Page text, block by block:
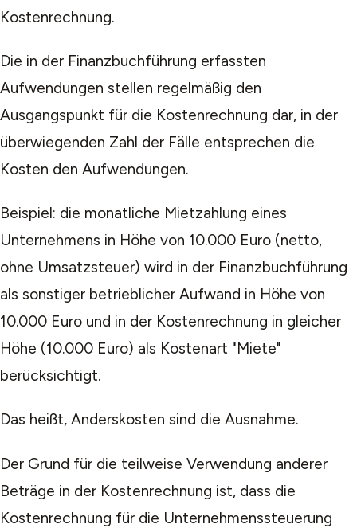
Kostenrechnung.
Die in der Finanzbuchführung erfassten
Aufwendungen stellen regelmäßig den
Ausgangspunkt für die Kostenrechnung dar, in der
überwiegenden Zahl der Fälle entsprechen die
Kosten den Aufwendungen.
Beispiel: die monatliche Mietzahlung eines
Unternehmens in Höhe von 10.000 Euro (netto,
ohne Umsatzsteuer) wird in der Finanzbuchführung
als sonstiger betrieblicher Aufwand in Höhe von
10.000 Euro und in der Kostenrechnung in gleicher
Höhe (10.000 Euro) als Kostenart "Miete"
berücksichtigt.
Das heißt, Anderskosten sind die Ausnahme.
Der Grund für die teilweise Verwendung anderer
Beträge in der Kostenrechnung ist, dass die
Kostenrechnung für die Unternehmenssteuerung